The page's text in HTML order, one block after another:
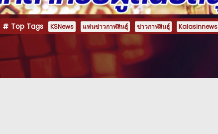
Top Tags KSNews แฟนข่าวกาฬสินธุ์ ข่าวกาฬสินธุ์ Kalasinnews